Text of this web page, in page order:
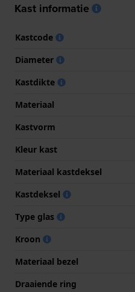
Kast informatie
Kastcode
Diameter
Kastdikte
Materiaal
Kastvorm
Kleur kast
Materiaal kastdeksel
Kastdeksel
Type glas
Kroon
Materiaal bezel
Draaiende ring